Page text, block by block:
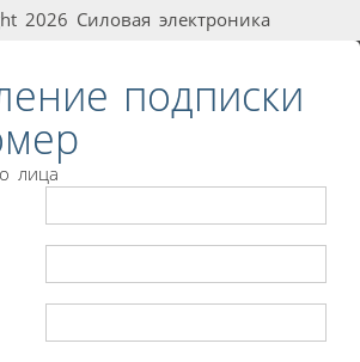
2026 Силовая электроника
подписки
лица